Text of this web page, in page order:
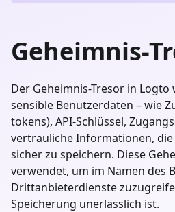
Geheimnis-
Der Geheimnis-Tresor in
sensible Benutzerdaten – wie
tokens), API-Schlüssel,
vertrauliche Informationen,
sicher zu speichern. Diese
verwendet, um im Namen des
Drittanbieterdienste
Speicherung unerlässlich ist.